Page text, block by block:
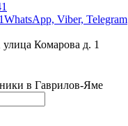
WhatsApp, Viber, Telegram
Комарова д. 1
в Гаврилов-Яме